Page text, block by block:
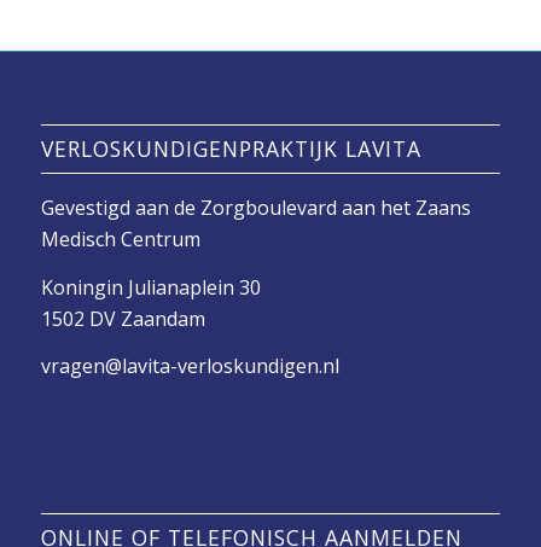
VERLOSKUNDIGENPRAKTIJK LAVITA
Gevestigd aan de Zorgboulevard aan het Zaans
Medisch Centrum
Koningin Julianaplein 30
1502 DV Zaandam
vragen@lavita-verloskundigen.nl
ONLINE OF TELEFONISCH AANMELDEN